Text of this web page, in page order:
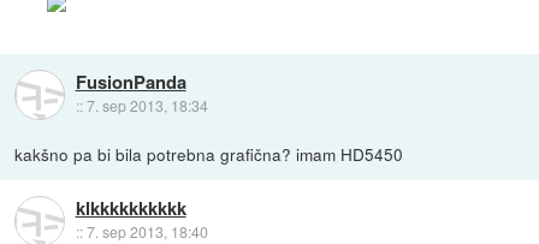
FusionPanda
::7. sep 2013, 18:34
kakšno pa bi bila potrebna grafična? imam HD5450
klkkkkkkkkkk
::7. sep 2013, 18:40